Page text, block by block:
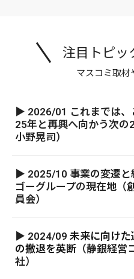
注目トピッ
マスコミ取材
▶ 2026/01 これまでは、
25年と再興へ向かう次の
小野晃司）
▶ 2025/10 事業の変遷と
ゴーグループの現在地（
員会）
▶ 2024/09 未来に向けた
の撤退を英断 （静銀経
社）